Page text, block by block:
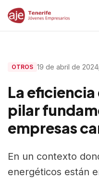
OTROS 19 de abril de 2024
La
pilar
empresas
En un contexto
energéticos están